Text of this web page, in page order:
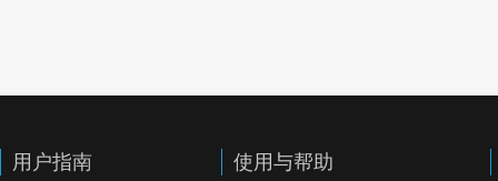
用户指南 使用与帮助